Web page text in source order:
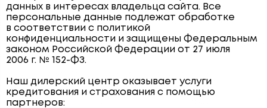
данных в интересах владельца сайта. Все
персональные данные подлежат обработке
в соответствии с политикой
конфиденциальности и защищены Федеральным
законом Российской Федерации от 27 июля
2006 г. № 152-ФЗ.
Наш дилерский центр оказывает услуги
кредитования и страхования с помощью
партнеров: